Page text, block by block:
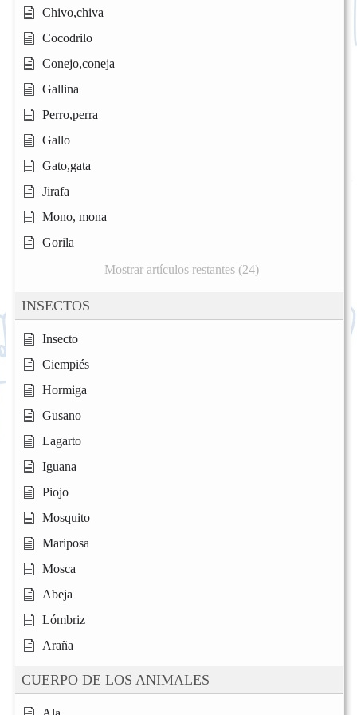
Chivo,chiva
Cocodrilo
Conejo,coneja
Gallina
Perro,perra
Gallo
Gato,gata
Jirafa
Mono, mona
Gorila
Mostrar artículos restantes (24)
INSECTOS
Insecto
Ciempiés
Hormiga
Gusano
Lagarto
Iguana
Piojo
Mosquito
Mariposa
Mosca
Abeja
Lómbriz
Araña
CUERPO DE LOS ANIMALES